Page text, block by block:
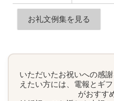
お礼文例集を見る
いただいたお祝いへの感
えたい方には、電報とギ
がおすす